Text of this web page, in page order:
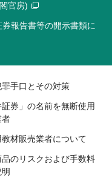
官房)
報告書等の開示書類に
手口とその対策
証券」の名前を無断使用
者
材販売業者について
のリスクおよび手数料